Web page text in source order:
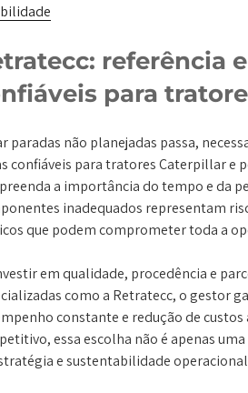
referência
para
paradas não planejadas passa,
confiáveis para tratores Caterpillar e
a importância do tempo e da
inadequados representam
que podem comprometer toda a
em qualidade, procedência e
como a Retratecc, o gestor
constante e redução de
essa escolha não é apenas
e sustentabilidade